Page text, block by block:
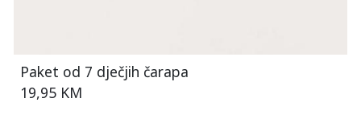
Paket od 7 dječjih čarapa
19,95 KM